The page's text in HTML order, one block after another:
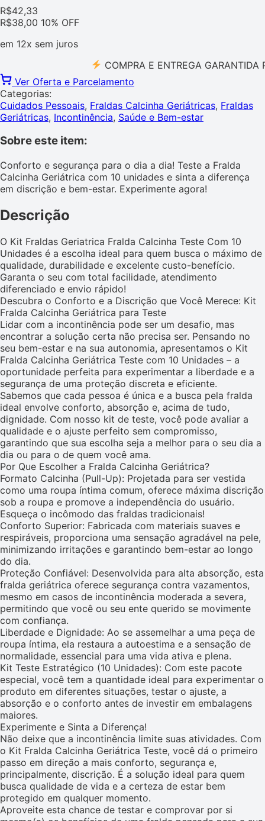
R$42,33
R$38,00 10% OFF
em 12x sem juros
COMPRA E ENTREGA GARANTIDA PELO
Ver Oferta e Parcelamento
Categorias:
Cuidados Pessoais, Fraldas Calcinha Geriátricas, Fraldas
Geriátricas, Incontinência, Saúde e Bem-estar
Sobre este item:
Conforto e segurança para o dia a dia! Teste a Fralda
Calcinha Geriátrica com 10 unidades e sinta a diferença
em discrição e bem-estar. Experimente agora!
Descrição
O Kit Fraldas Geriatrica Fralda Calcinha Teste Com 10
Unidades é a escolha ideal para quem busca o máximo de
qualidade, durabilidade e excelente custo-benefício.
Garanta o seu com total facilidade, atendimento
diferenciado e envio rápido!
Descubra o Conforto e a Discrição que Você Merece: Kit
Fralda Calcinha Geriátrica para Teste
Lidar com a incontinência pode ser um desafio, mas
encontrar a solução certa não precisa ser. Pensando no
seu bem-estar e na sua autonomia, apresentamos o Kit
Fralda Calcinha Geriátrica Teste com 10 Unidades – a
oportunidade perfeita para experimentar a liberdade e a
segurança de uma proteção discreta e eficiente.
Sabemos que cada pessoa é única e a busca pela fralda
ideal envolve conforto, absorção e, acima de tudo,
dignidade. Com nosso kit de teste, você pode avaliar a
qualidade e o ajuste perfeito sem compromisso,
garantindo que sua escolha seja a melhor para o seu dia a
dia ou para o de quem você ama.
Por Que Escolher a Fralda Calcinha Geriátrica?
Formato Calcinha (Pull-Up): Projetada para ser vestida
como uma roupa íntima comum, oferece máxima discrição
sob a roupa e promove a independência do usuário.
Esqueça o incômodo das fraldas tradicionais!
Conforto Superior: Fabricada com materiais suaves e
respiráveis, proporciona uma sensação agradável na pele,
minimizando irritações e garantindo bem-estar ao longo
do dia.
Proteção Confiável: Desenvolvida para alta absorção, esta
fralda geriátrica oferece segurança contra vazamentos,
mesmo em casos de incontinência moderada a severa,
permitindo que você ou seu ente querido se movimente
com confiança.
Liberdade e Dignidade: Ao se assemelhar a uma peça de
roupa íntima, ela restaura a autoestima e a sensação de
normalidade, essencial para uma vida ativa e plena.
Kit Teste Estratégico (10 Unidades): Com este pacote
especial, você tem a quantidade ideal para experimentar o
produto em diferentes situações, testar o ajuste, a
absorção e o conforto antes de investir em embalagens
maiores.
Experimente e Sinta a Diferença!
Não deixe que a incontinência limite suas atividades. Com
o Kit Fralda Calcinha Geriátrica Teste, você dá o primeiro
passo em direção a mais conforto, segurança e,
principalmente, discrição. É a solução ideal para quem
busca qualidade de vida e a certeza de estar bem
protegido em qualquer momento.
Aproveite esta chance de testar e comprovar por si